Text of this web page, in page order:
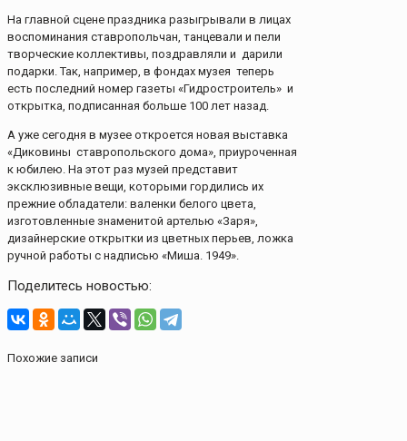
На главной сцене праздника разыгрывали в лицах
воспоминания ставропольчан, танцевали и пели
творческие коллективы, поздравляли и дарили
подарки. Так, например, в фондах музея теперь
есть последний номер газеты «Гидростроитель» и
открытка, подписанная больше 100 лет назад.
А уже сегодня в музее откроется новая выставка
«Диковины ставропольского дома», приуроченная
к юбилею. На этот раз музей представит
эксклюзивные вещи, которыми гордились их
прежние обладатели: валенки белого цвета,
изготовленные знаменитой артелью «Заря»,
дизайнерские открытки из цветных перьев, ложка
ручной работы с надписью «Миша. 1949».
Поделитесь новостью:
Похожие записи